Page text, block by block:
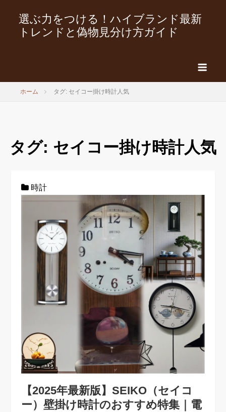
選ぶ力をつける！ハイブランド最新
トレンドと偽物見分け方ガイド
ホーム タグ: セイコー掛け時計人気
タグ: セイコー掛け時計人気
時計
【2025年最新版】SEIKO（セイコ
ー）壁掛け時計のおすすめ特集｜電